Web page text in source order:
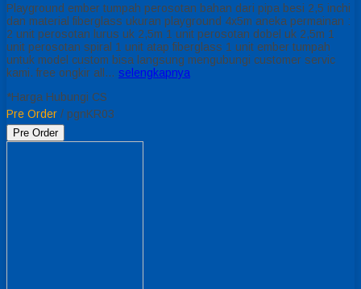
Playground ember tumpah perosotan bahan dari pipa besi 2,5 inchi
dan material fiberglass ukuran playground 4x5m aneka permainan :
2 unit perosotan lurus uk 2,5m 1 unit perosotan dobel uk 2,5m 1
unit perosotan spiral 1 unit atap fiberglass 1 unit ember tumpah
untuk model custom bisa langsung mengubungi customer servic
kami. free ongkir all… selengkapnya
*Harga Hubungi CS
Pre Order / pgnKR03
Pre Order